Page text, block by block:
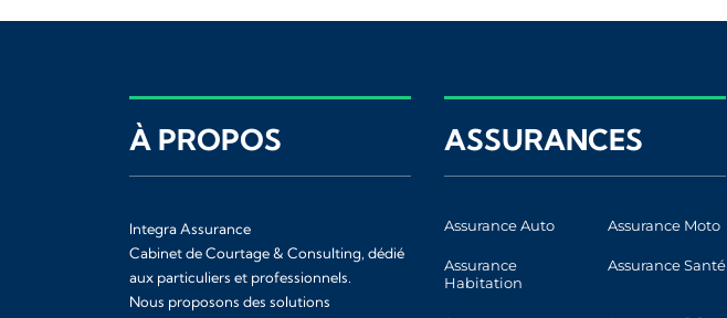
À PROPOS
Integra Assurance
Cabinet de Courtage & Consulting, dédié
aux particuliers et professionnels.
Nous proposons des solutions
ASSURANCES
Assurance Auto Assurance Moto
Assurance
Habitation
Assurance Santé